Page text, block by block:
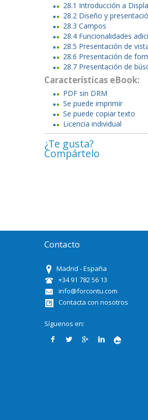
28.1 Introducción a
28.2 Diseño y
28.3 Campos
28.4 Funcionalidades
28.5 Presentación de
28.6 Presentación de
28.7 Presentación de
Características eBook:
PDF sin DRM
Se puede imprimir
Se puede copiar texto
Licencia individual
¿Te gusta?
Compártelo
Contacto
Madrid - España
+34 91 782 56 13
info@forcontu.com
Contacta con nosotros
Síguenos en: